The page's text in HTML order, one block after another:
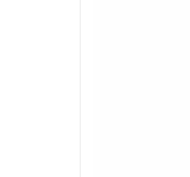
吉林省白
吉林省白
吉林省吉
吉林省辽
吉林省梅
吉林省四
吉林省松
吉林省通
吉林省延